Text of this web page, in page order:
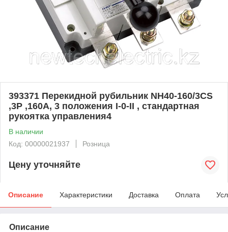
393371 Перекидной рубильник NH40-160/3CS
,3P ,160А, 3 положения I-0-II , стандартная
рукоятка управления4
В наличии
Код: 00000021937
Розница
Цену уточняйте
Описание Характеристики Доставка Оплата
Описание